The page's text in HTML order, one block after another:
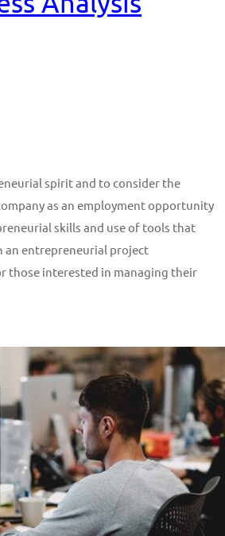
spirit and to consider the
as an employment opportunity
skills and use of tools that
an entrepreneurial project
those interested in managing their